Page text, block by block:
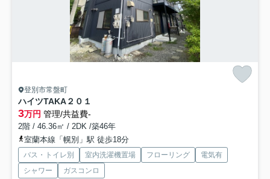
登別市常盤町
ハイツTAKA２０１
3万円 管理/共益費-
2階 / 46.36㎡ / 2DK /築46年
室蘭本線「幌別」駅 徒歩18分
バス・トイレ別 室内洗濯機置場 フローリング
電気有
シャワー
ガスコンロ